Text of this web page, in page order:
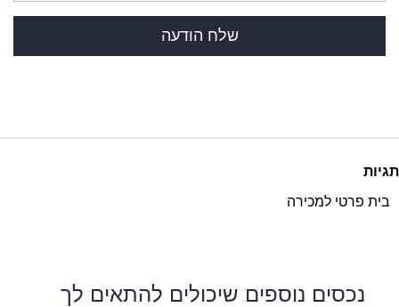
תגיות
בית פרטי למכירה
נכסים נוספים שיכולים להתאים לך